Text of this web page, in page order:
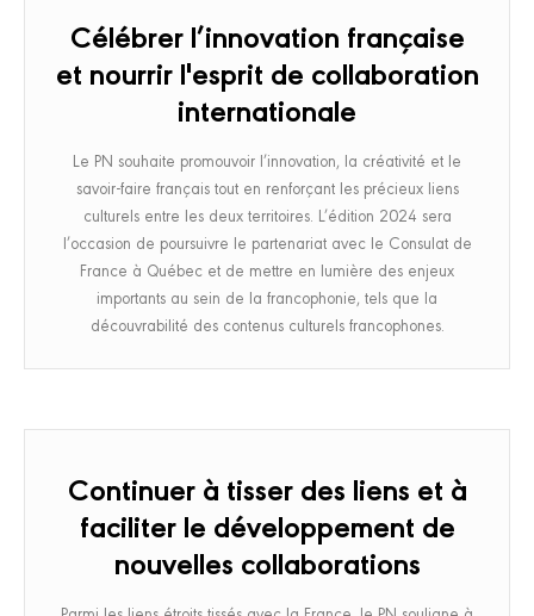
Célébrer l’innovation française
et nourrir l'esprit de collaboration
internationale
Le PN souhaite promouvoir l’innovation, la créativité et le
savoir-faire français tout en renforçant les précieux liens
culturels entre les deux territoires. L’édition 2024 sera
l’occasion de poursuivre le partenariat avec le Consulat de
France à Québec et de mettre en lumière des enjeux
importants au sein de la francophonie, tels que la
découvrabilité des contenus culturels francophones.
Continuer à tisser des liens et à
faciliter le développement de
nouvelles collaborations